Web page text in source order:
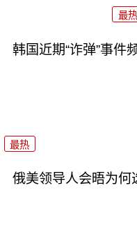
最热
韩国近期“诈弹”事
最热
俄美领导人会晤为何